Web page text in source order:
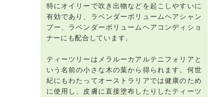
特にオイリーで吹き出物などを起こしやすいに
有効であり、ラベンダーボリュームヘアシャン
プー、ラベンダーボリュームヘアコンディショ
ナーにも配合しています。
ティーツリーはメラルーカアルテニフォリアと
いう名前の小さな木の葉から得られます。何世
紀にもわたってオーストラリアでは健康のため
に使用し、皮膚に直接塗布したりしたティーツ